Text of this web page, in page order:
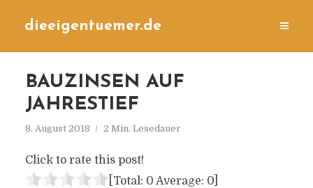
dieeigentuemer.de
BAUZINSEN AUF
JAHRESTIEF
8. August 2018 2 Min. Lesedauer
Click to rate this post!
[Total: 0 Average: 0]